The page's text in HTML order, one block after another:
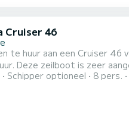
Cruiser 46
te huur aan een Cruiser
Deze zeilboot is zeer aangenaam
hutten bieden plaats aan 9 passagiers tijdens
Schipper optioneel 8 pers.